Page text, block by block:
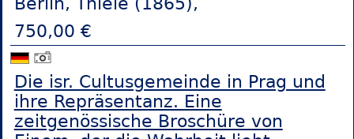
750,00 €
Die isr. Cultusgemeinde in Prag und
ihre Repräsentanz. Eine
zeitgenössische Broschüre von